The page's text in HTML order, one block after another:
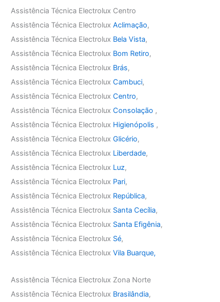
Assistência Técnica Electrolux Centro
Assistência Técnica ElectroluxAclimação,
Assistência Técnica Electrolux Bela Vista,
Assistência Técnica Electrolux Bom Retiro,
Assistência Técnica Electrolux Brás,
Assistência Técnica ElectroluxCambuci,
Assistência Técnica ElectroluxCentro,
Assistência Técnica ElectroluxConsolação ,
Assistência Técnica Electrolux Higienópolis ,
Assistência Técnica ElectroluxGlicério,
Assistência Técnica Electrolux Liberdade,
Assistência Técnica Electrolux Luz,
Assistência Técnica Electrolux Pari,
Assistência Técnica Electrolux República,
Assistência Técnica Electrolux Santa Cecília,
Assistência Técnica Electrolux Santa Efigênia,
Assistência Técnica Electrolux Sé,
Assistência Técnica ElectroluxVila Buarque,
Assistência Técnica Electrolux Zona Norte
Assistência Técnica Electrolux Brasilândia,